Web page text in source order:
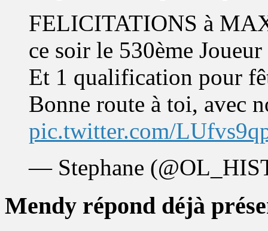
FELICITATIONS à
ce soir le 530ème
Et 1 qualification pour
Bonne route à toi, avec
pic.twitter.com/
— Stephane
Mendy répond déjà